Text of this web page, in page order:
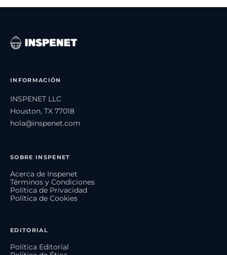
INFORMACIÓN
INSPENET LLC
Houston, TX 77018
hola@inspenet.com
SOBRE INSPENET
Acerca de Inspenet
Términos y Condiciones
Política de Privacidad
Política de Cookies
EDITORIAL
Política Editorial